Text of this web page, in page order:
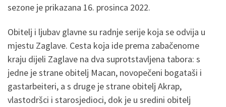
sezone je prikazana 16. prosinca 2022.
Obitelj i ljubav glavne su radnje serije koja se odvija u
mjestu Zaglave. Cesta koja ide prema zabačenome
kraju dijeli Zaglave na dva suprotstavljena tabora: s
jedne je strane obitelj Macan, novopečeni bogataši i
gastarbeiteri, a s druge je strane obitelj Akrap,
vlastodršci i starosjedioci, dok je u sredini obitelj